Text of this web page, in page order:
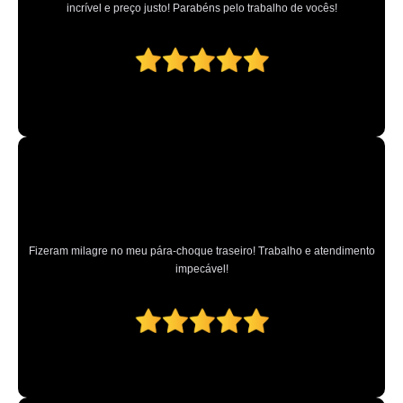
higienização interna automotiva valores Mairiporã
quanto custa higienização interna de veículos Jardim Peri
higienizações internas carros Casa Verde
lavagem interna automotiva Cerqueira César
empresa de lavagem interna de veículos Jundiaí
incrível e preço justo! Parabéns pelo trabalho de vocês!
Fizeram milagre no meu pára-choque traseiro! Trabalho e atendimento
impecável!